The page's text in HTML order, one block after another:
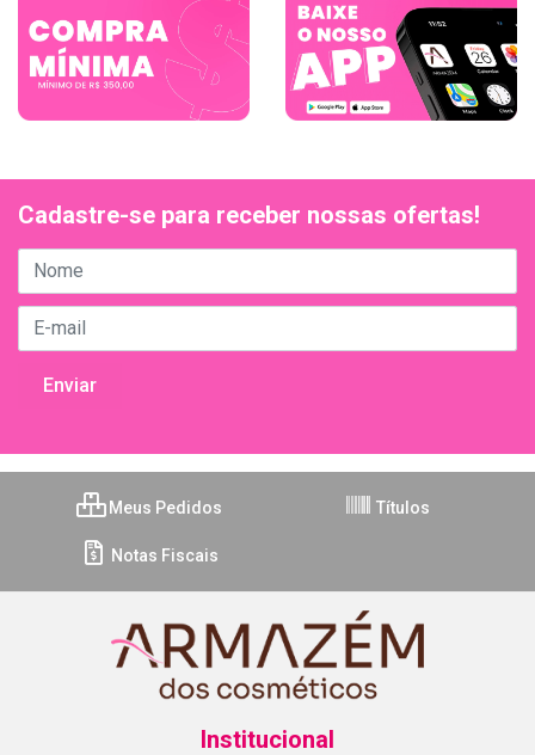
Cadastre-se para receber nossas ofertas!
Meus Pedidos Títulos
Notas Fiscais
Institucional